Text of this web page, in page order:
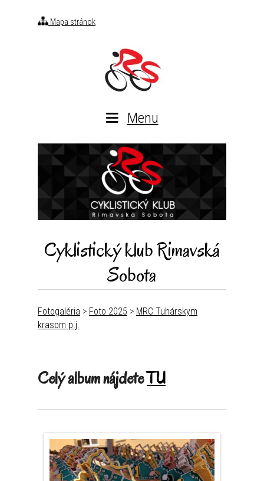
Mapa stránok
Menu
Cyklistický klub Rimavská
Sobota
Fotogaléria > Foto 2025 > MRC Tuhárskym
krasom p.j.
Celý album nájdeteTU